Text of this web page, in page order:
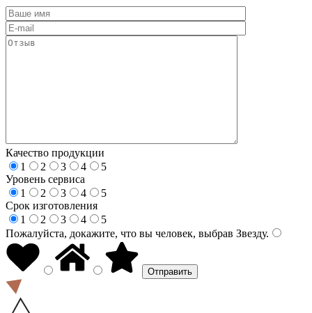
Качество продукции
1
2 3 4
5
Уровень сервиса
1
2 3 4
5
Срок изготовления
1
2 3 4
5
Пожалуйста, докажите, что вы человек, выбрав Звезду.